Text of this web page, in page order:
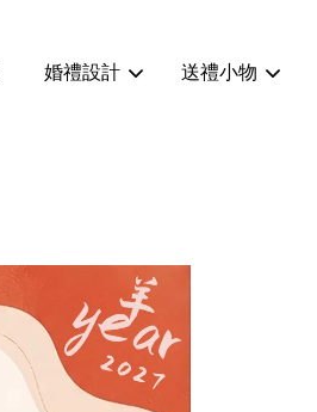
婚禮設計 送禮小物